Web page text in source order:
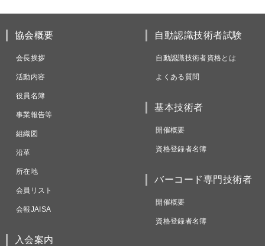
協会概要
会長挨拶
活動内容
役員名簿
事業報告等
組織図
沿革
所在地
会員リスト
会報JAISA
入会案内
自動認識技術者試験
自動認識技術者資格とは
よくある質問
基本技術者
開催概要
資格登録者名簿
バーコード専門技術者
開催概要
資格登録者名簿